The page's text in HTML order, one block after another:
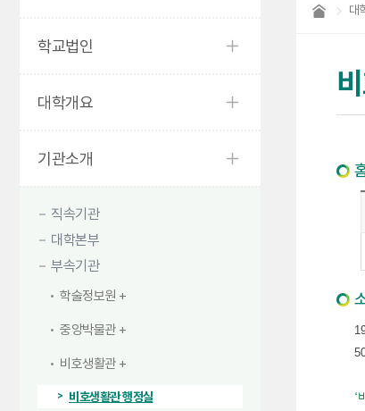
학교법인
대학개요
기관소개
직속기관
대학본부
부속기관
학술정보원
중앙박물관
비호생활관
비호생활관 행정실
대
‘